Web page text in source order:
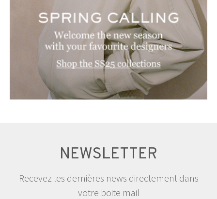
NEWSLETTER
Recevez les dernières news directement dans
votre boite mail